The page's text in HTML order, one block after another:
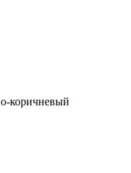
коричневый